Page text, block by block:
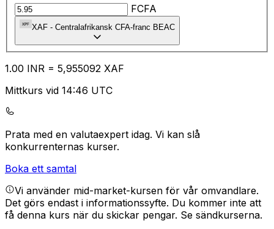
FCFA
XAF - Centralafrikansk CFA-franc BEAC
1.00 INR = 5,955092 XAF
Mittkurs vid 14:46 UTC
Prata med en valutaexpert idag. Vi kan slå
konkurrenternas kurser.
Boka ett samtal
Vi använder mid-market-kursen för vår omvandlare.
Det görs endast i informationssyfte. Du kommer inte att
få denna kurs när du skickar pengar. Se sändkurserna.